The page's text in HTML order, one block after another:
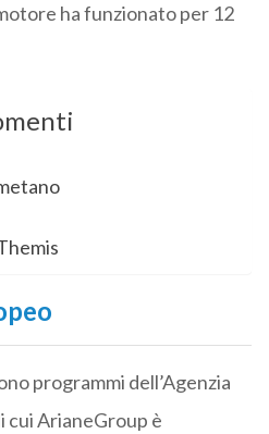
ha funzionato per 12
programmi dell’Agenzia
cui ArianeGroup è